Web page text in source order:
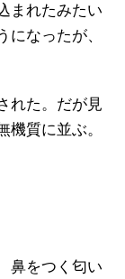
まれたみたい
なったが、
れた。だが見
質に並ぶ。
鼻をつく匂い